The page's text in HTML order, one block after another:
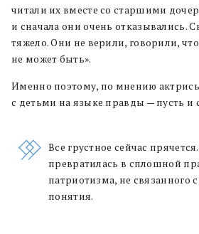
читали их вместе со старшими
и сначала они очень отказывались.
тяжело. Они не верили, говорили,
не может быть».
Именно поэтому, по мнению
с детьми на языке правды — пусть и
Все грустное сейчас
превратилась в сплошной
патриотизма, не связанного
понятия.